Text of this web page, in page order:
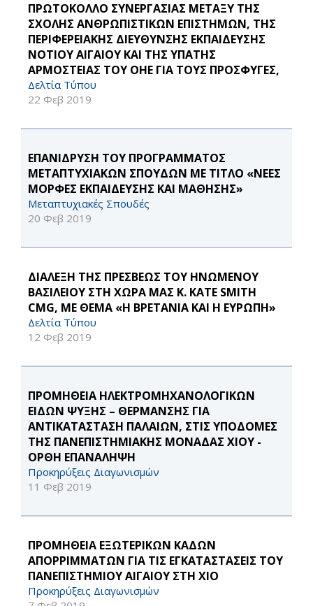
ΠΡΩΤΟΚΟΛΛΟ ΣΥΝΕΡΓΑΣΙΑΣ ΜΕΤΑΞΥ ΤΗΣ
ΣΧΟΛΗΣ ΑΝΘΡΩΠΙΣΤΙΚΩΝ ΕΠΙΣΤΗΜΩΝ, ΤΗΣ
ΠΕΡΙΦΕΡΕΙΑΚΗΣ ΔΙΕΥΘΥΝΣΗΣ ΕΚΠΑΙΔΕΥΣΗΣ
ΝΟΤΙΟΥ ΑΙΓΑΙΟΥ ΚΑΙ ΤΗΣ ΥΠΑΤΗΣ
ΑΡΜΟΣΤΕΙΑΣ ΤΟΥ ΟΗΕ ΓΙΑ ΤΟΥΣ ΠΡΟΣΦΥΓΕΣ,
Δελτία Τύπου
22 Φεβ 2019
ΕΠΑΝΙΔΡΥΣΗ ΤΟΥ ΠΡΟΓΡΑΜΜΑΤΟΣ
ΜΕΤΑΠΤΥΧΙΑΚΩΝ ΣΠΟΥΔΩΝ ΜΕ ΤΙΤΛΟ «ΝΕΕΣ
ΜΟΡΦΕΣ ΕΚΠΑΙΔΕΥΣΗΣ ΚΑΙ ΜΑΘΗΣΗΣ»
Μεταπτυχιακές Σπουδές
20 Φεβ 2019
ΔΙΑΛΕΞΗ ΤΗΣ ΠΡΕΣΒΕΩΣ ΤΟΥ ΗΝΩΜΕΝΟΥ
ΒΑΣΙΛΕΙΟΥ ΣΤΗ ΧΩΡΑ ΜΑΣ Κ. KATE SMITH
CMG, ΜΕ ΘΕΜΑ «Η ΒΡΕΤΑΝΙΑ ΚΑΙ Η ΕΥΡΩΠΗ»
Δελτία Τύπου
12 Φεβ 2019
ΠΡΟΜΗΘΕΙΑ ΗΛΕΚΤΡΟΜΗΧΑΝΟΛΟΓΙΚΩΝ
ΕΙΔΩΝ ΨΥΞΗΣ – ΘΕΡΜΑΝΣΗΣ ΓΙΑ
ΑΝΤΙΚΑΤΑΣΤΑΣΗ ΠΑΛΑΙΩΝ, ΣΤΙΣ ΥΠΟΔΟΜΕΣ
ΤΗΣ ΠΑΝΕΠΙΣΤΗΜΙΑΚΗΣ ΜΟΝΑΔΑΣ ΧΙΟΥ -
ΟΡΘΗ ΕΠΑΝΑΛΗΨΗ
Προκηρύξεις Διαγωνισμών
11 Φεβ 2019
ΠΡΟΜΗΘΕΙΑ ΕΞΩΤΕΡΙΚΩΝ ΚΑΔΩΝ
ΑΠΟΡΡΙΜΜΑΤΩΝ ΓΙΑ ΤΙΣ ΕΓΚΑΤΑΣΤΑΣΕΙΣ ΤΟΥ
ΠΑΝΕΠΙΣΤΗΜΙΟΥ ΑΙΓΑΙΟΥ ΣΤΗ ΧΙΟ
Προκηρύξεις Διαγωνισμών